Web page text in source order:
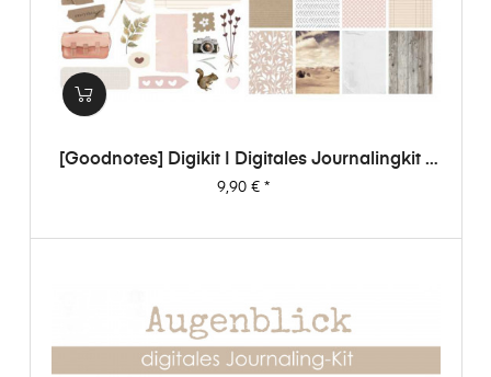
[Goodnotes] Digikit | Digitales Journalingkit -
Augenblick
Preis
9,90 €*